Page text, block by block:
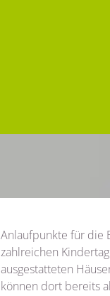
Anlaufpunkte für die
zahlreichen
ausgestatteten
können dort bereits